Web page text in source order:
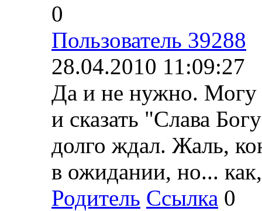
0
Пользователь 39288
28.04.2010 11:09:27
Да и не нужно. Могу
и сказать "Слава
долго ждал. Жаль,
в ожидании, но...
Родитель Ссылка 0